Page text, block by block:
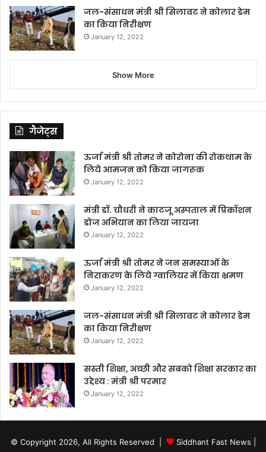
जल-संसाधन मंत्री श्री सिलावट ने कोलार डेम
का किया निरीक्षण
January 12, 2022
Show More
गैजेट्स
ऊर्जा मंत्री श्री तोमर ने कोरोना की रोकथाम के
लिये आमजन को किया जागरूक
January 12, 2022
मंत्री डॉ. चौधरी ने काटजू अस्पताल में प्रिकॉशन
डोज अभियान का लिया जायजा
January 12, 2022
ऊर्जा मंत्री श्री तोमर ने जन समस्याओं के
निराकरण के लिये ग्वालियर में किया भ्रमण
January 12, 2022
जल-संसाधन मंत्री श्री सिलावट ने कोलार डेम
का किया निरीक्षण
January 12, 2022
सस्ती शिक्षा, अच्छी और सबको शिक्षा सरकार का
उद्देश्य : मंत्री श्री परमार
January 12, 2022
© Copyright 2026, All Rights Reserved | Siddhant Fast News